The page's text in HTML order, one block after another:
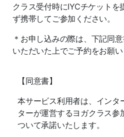
クラス受付時にIYCチケット
ず携帯してご参加ください。
＊お申し込みの際は、下記同
いただいた上でご予約をお願い
【同意書】
本サービス利用者は、インタ
ターが運営するヨガクラス参
ついて承諾いたします。